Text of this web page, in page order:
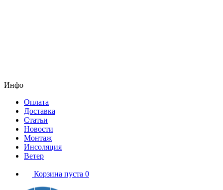
Инфо
Оплата
Доставка
Статьи
Новости
Монтаж
Инсоляция
Ветер
Корзина пуста 0